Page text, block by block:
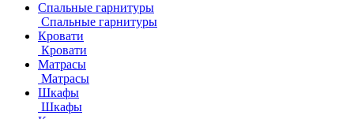
Спальные гарнитуры
Спальные гарнитуры
Кровати
Кровати
Матрасы
Матрасы
Шкафы
Шкафы